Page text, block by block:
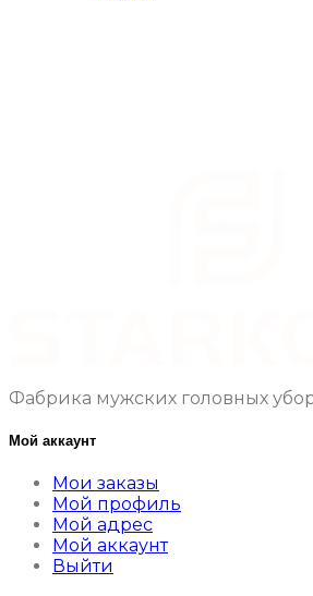
Фабрика мужских головных
Мой аккаунт
Мои заказы
Мой профиль
Мой адрес
Мой аккаунт
Выйти